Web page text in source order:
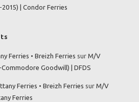
| Condor Ferries
Ferries • Breizh Ferries surM/V
Goodwill) | DFDS
Ferries • Breizh Ferries surM/V
Ferries